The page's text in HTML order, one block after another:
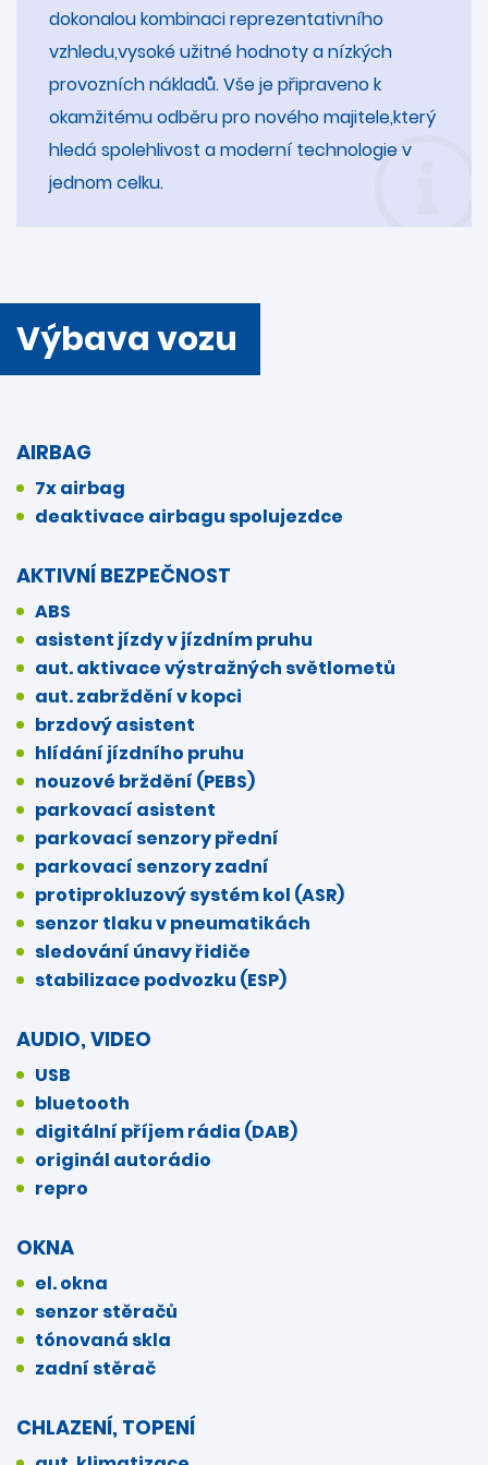
dokonalou kombinaci reprezentativního
vzhledu,vysoké užitné hodnoty a nízkých
provozních nákladů. Vše je připraveno k
okamžitému odběru pro nového majitele,který
hledá spolehlivost a moderní technologie v
jednom celku.
Výbava vozu
AIRBAG
7x airbag
deaktivace airbagu spolujezdce
AKTIVNÍ BEZPEČNOST
ABS
asistent jízdy v jízdním pruhu
aut. aktivace výstražných světlometů
aut. zabrždění v kopci
brzdový asistent
hlídání jízdního pruhu
nouzové brždění (PEBS)
parkovací asistent
parkovací senzory přední
parkovací senzory zadní
protiprokluzový systém kol (ASR)
senzor tlaku v pneumatikách
sledování únavy řidiče
stabilizace podvozku (ESP)
AUDIO, VIDEO
USB
bluetooth
digitální příjem rádia (DAB)
originál autorádio
repro
OKNA
el. okna
senzor stěračů
tónovaná skla
zadní stěrač
CHLAZENÍ, TOPENÍ